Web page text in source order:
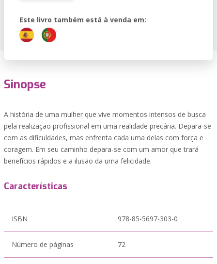
Este livro também está à venda em:
Sinopse
A história de uma mulher que vive momentos intensos de busca
pela realização profissional em uma realidade precária. Depara-se
com as dificuldades, mas enfrenta cada uma delas com força e
coragem. Em seu caminho depara-se com um amor que trará
benefícios rápidos e a ilusão da uma felicidade.
Características
ISBN 978-85-5697-303-0
Número de páginas 72